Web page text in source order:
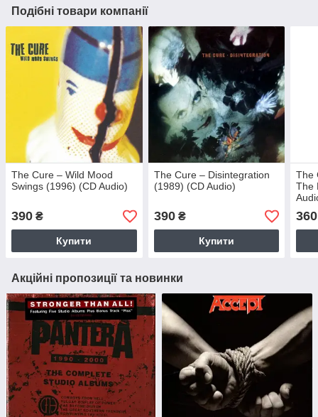
Подібні товари компанії
The Cure – Wild Mood
Swings (1996) (CD Audio)
390 ₴
Купити
The Cure – Disintegration
(1989) (CD Audio)
390₴
Купити
The
The
360
Акційні пропозиції та новинки